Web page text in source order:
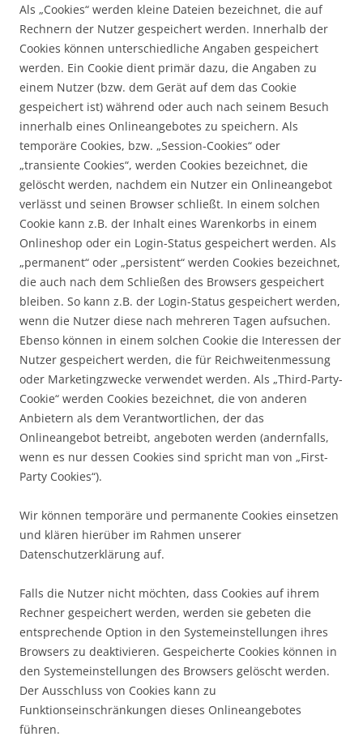
Als „Cookies“ werden kleine Dateien bezeichnet, die auf
Rechnern der Nutzer gespeichert werden. Innerhalb der
Cookies können unterschiedliche Angaben gespeichert
werden. Ein Cookie dient primär dazu, die Angaben zu
einem Nutzer (bzw. dem Gerät auf dem das Cookie
gespeichert ist) während oder auch nach seinem Besuch
innerhalb eines Onlineangebotes zu speichern. Als
temporäre Cookies, bzw. „Session-Cookies“ oder
„transiente Cookies“, werden Cookies bezeichnet, die
gelöscht werden, nachdem ein Nutzer ein Onlineangebot
verlässt und seinen Browser schließt. In einem solchen
Cookie kann z.B. der Inhalt eines Warenkorbs in einem
Onlineshop oder ein Login-Status gespeichert werden. Als
„permanent“ oder „persistent“ werden Cookies bezeichnet,
die auch nach dem Schließen des Browsers gespeichert
bleiben. So kann z.B. der Login-Status gespeichert werden,
wenn die Nutzer diese nach mehreren Tagen aufsuchen.
Ebenso können in einem solchen Cookie die Interessen der
Nutzer gespeichert werden, die für Reichweitenmessung
oder Marketingzwecke verwendet werden. Als „Third-Party-
Cookie“ werden Cookies bezeichnet, die von anderen
Anbietern als dem Verantwortlichen, der das
Onlineangebot betreibt, angeboten werden (andernfalls,
wenn es nur dessen Cookies sind spricht man von „First-
Party Cookies“).
Wir können temporäre und permanente Cookies einsetzen
und klären hierüber im Rahmen unserer
Datenschutzerklärung auf.
Falls die Nutzer nicht möchten, dass Cookies auf ihrem
Rechner gespeichert werden, werden sie gebeten die
entsprechende Option in den Systemeinstellungen ihres
Browsers zu deaktivieren. Gespeicherte Cookies können in
den Systemeinstellungen des Browsers gelöscht werden.
Der Ausschluss von Cookies kann zu
Funktionseinschränkungen dieses Onlineangebotes
führen.